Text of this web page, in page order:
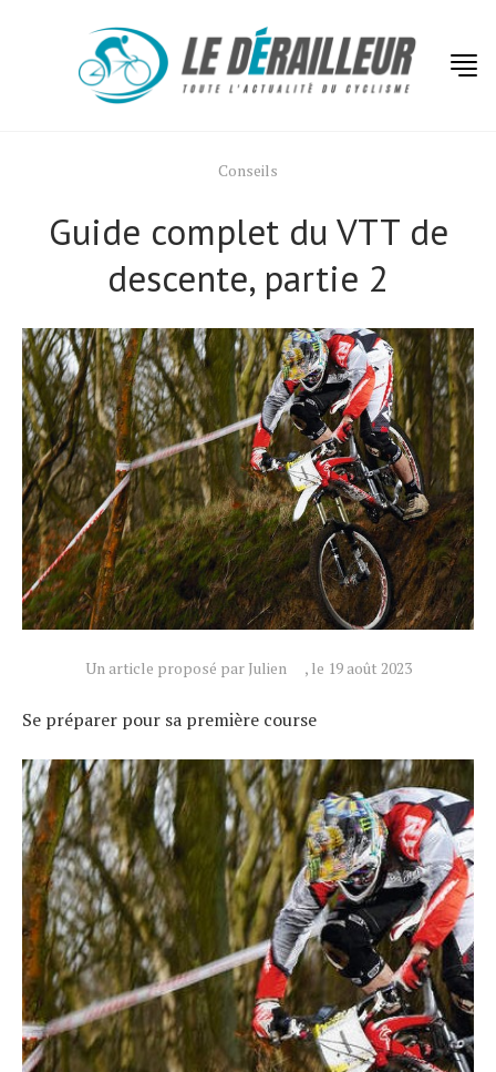
Conseils
Guide complet du VTT de
descente, partie 2
Un article proposé par Julien , le 19 août 2023
Se préparer pour sa première course